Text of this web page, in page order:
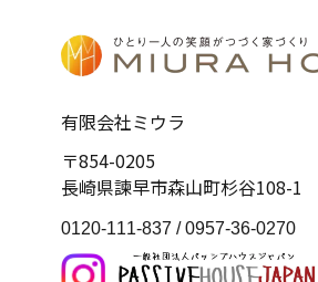
有限会社ミウラ
〒854-0205
長崎県諫早市森山町杉谷108-1
0120-111-837 /0957-36-0270